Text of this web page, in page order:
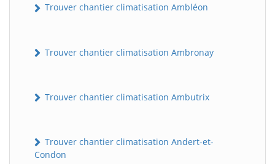
Trouver chantier climatisation Ambléon
Trouver chantier climatisation Ambronay
Trouver chantier climatisation Ambutrix
Trouver chantier climatisation Andert-et-
Condon